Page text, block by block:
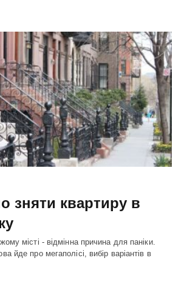
зняти квартиру в
місті - відмінна причина для паніки.
йде про мегаполісі, вибір варіантів в